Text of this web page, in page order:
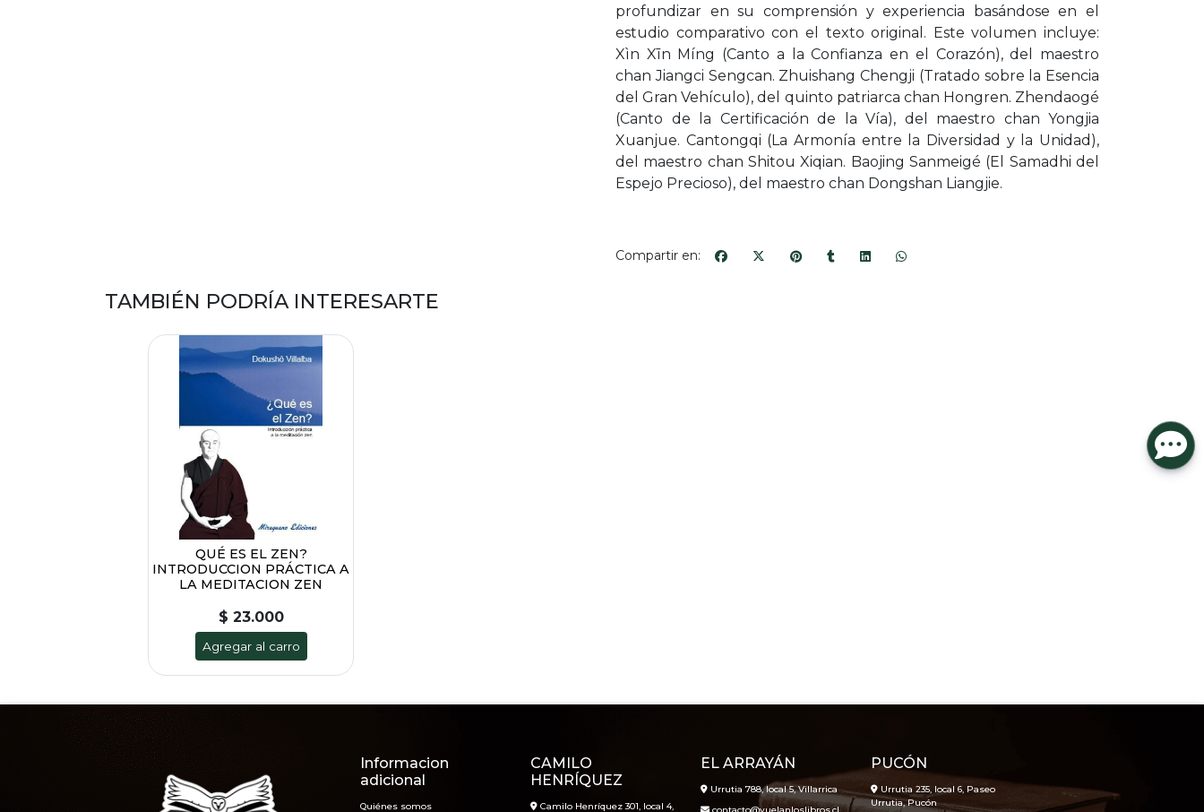
profundizar en su comprensión y experiencia basándose en el
estudio comparativo con el texto original. Este volumen incluye:
Xìn Xīn Míng (Canto a la Confianza en el Corazón), del maestro
chan Jiangci Sengcan. Zhuishang Chengji (Tratado sobre la Esencia
del Gran Vehículo), del quinto patriarca chan Hongren. Zhendaogé
(Canto de la Certificación de la Vía), del maestro chan Yongjia
Xuanjue. Cantongqi (La Armonía entre la Diversidad y la Unidad),
del maestro chan Shitou Xiqian. Baojing Sanmeigé (El Samadhi del
Espejo Precioso), del maestro chan Dongshan Liangjie.
Compartir en:
TAMBIÉN PODRÍA INTERESARTE
QUÉ ES EL ZEN?
INTRODUCCION PRÁCTICA A
LA MEDITACION ZEN
$ 23.000
Agregar al carro
Informacion
adicional
Quiénes somos
CAMILO
HENRÍQUEZ
Camilo Henríquez 301, local 4,
EL ARRAYÁN
Urrutia 788, local 5, Villarrica
contacto@vuelanloslibros.cl
PUCÓN
Urrutia 235, local 6, Paseo
Urrutia, Pucón